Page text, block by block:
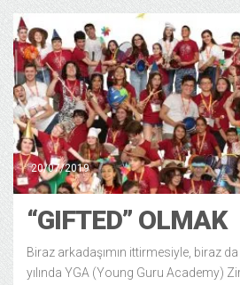
20/07/2019
“GIFTED” OLMAK
Biraz arkadaşımın ittirmesiyle, biraz
yılında YGA (Young Guru Academy)